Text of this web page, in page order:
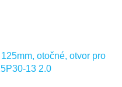
otočné, otvor pro
13 2.0